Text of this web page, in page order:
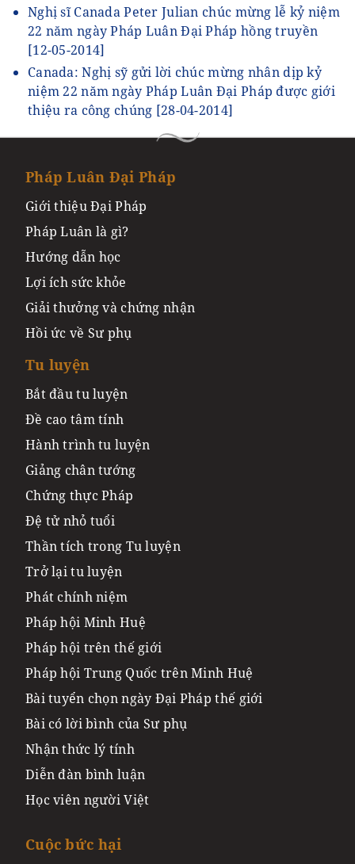
Nghị sĩ Canada Peter Julian chúc mừng lễ kỷ niệm
22 năm ngày Pháp Luân Đại Pháp hồng truyền
[12-05-2014]
Canada: Nghị sỹ gửi lời chúc mừng nhân dịp kỷ
niệm 22 năm ngày Pháp Luân Đại Pháp được giới
thiệu ra công chúng [28-04-2014]
Pháp Luân Đại Pháp
Giới thiệu Đại Pháp
Pháp Luân là gì?
Hướng dẫn học
Lợi ích sức khỏe
Giải thưởng và chứng nhận
Hồi ức về Sư phụ
Tu luyện
Bắt đầu tu luyện
Đề cao tâm tính
Hành trình tu luyện
Giảng chân tướng
Chứng thực Pháp
Đệ tử nhỏ tuổi
Thần tích trong Tu luyện
Trở lại tu luyện
Phát chính niệm
Pháp hội Minh Huệ
Pháp hội trên thế giới
Pháp hội Trung Quốc trên Minh Huệ
Bài tuyển chọn ngày Đại Pháp thế giới
Bài có lời bình của Sư phụ
Nhận thức lý tính
Diễn đàn bình luận
Học viên người Việt
Cuộc bức hại